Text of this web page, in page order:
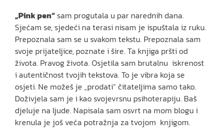
„Pink pen“sam progutala u par narednih dana.
Sjećam se, sjedeći na terasi nisam je ispuštala iz ruku.
Prepoznala sam se u svakom tekstu. Prepoznala sam
svoje prijateljice, poznate i šire. Ta knjiga pršti od
života. Pravog života. Osjetila sam brutalnu iskrenost
i autentičnost tvojih tekstova. To je vibra koja se
osjeti. Ne možeš je „prodati“ čitateljima samo tako.
Doživjela sam je i kao svojevrsnu psihoterapiju. Baš
djeluje na ljude. Napisala sam osvrt na mom blogu i
krenula je još veća potražnja za tvojom knjigom.